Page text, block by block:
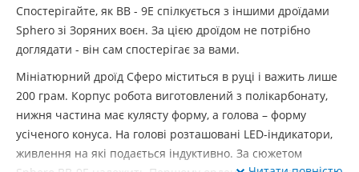
Спостерігайте, як BB - 9E спілкується з іншими дроїдами
Sphero зі Зоряних воєн. За цією дроїдом не потрібно
доглядати - він сам спостерігає за вами.
Мініатюрний дроїд Сферо міститься в руці і важить лише
200 грам. Корпус робота виготовлений з полікарбонату,
нижня частина має кулясту форму, а голова – форму
усіченого конуса. На голові розташовані LED-індикатори,
живлення на які подається індуктивно. За сюжетом